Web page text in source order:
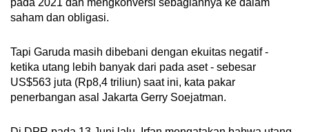
pada 2021 dan mengkonversi sebagiannya ke dalam
saham dan obligasi.
Tapi Garuda masih dibebani dengan ekuitas negatif -
ketika utang lebih banyak dari pada aset - sebesar
US$563 juta (Rp8,4 triliun) saat ini, kata pakar
penerbangan asal Jakarta Gerry Soejatman.